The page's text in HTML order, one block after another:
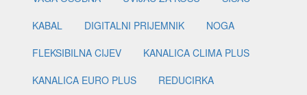
KABAL
DIGITALNI PRIJEMNIK
NOGA
FLEKSIBILNA CIJEV
KANALICA CLIMA PLUS
KANALICA EURO PLUS
REDUCIRKA